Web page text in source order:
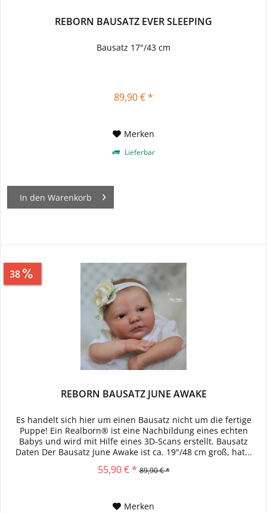
REBORN BAUSATZ EVER SLEEPING
Bausatz 17"/43 cm
89,90 € *
Merken
Lieferbar
In den Warenkorb
38 34,00 €
REBORN BAUSATZ JUNE AWAKE
Es handelt sich hier um einen Bausatz nicht um die fertige
Puppe! Ein Realborn® ist eine Nachbildung eines echten
Babys und wird mit Hilfe eines 3D-Scans erstellt. Bausatz
Daten Der Bausatz June Awake ist ca. 19"/48 cm groß, hat...
55,90 € * 89,90 € *
Merken